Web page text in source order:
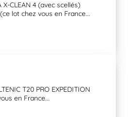
X-CLEAN 4 (avec scellés)
(ce lot chez vous en France...
T20 PRO EXPEDITION
en France...